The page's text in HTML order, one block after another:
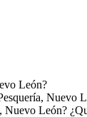
León?
Nuevo
Nuevo León?